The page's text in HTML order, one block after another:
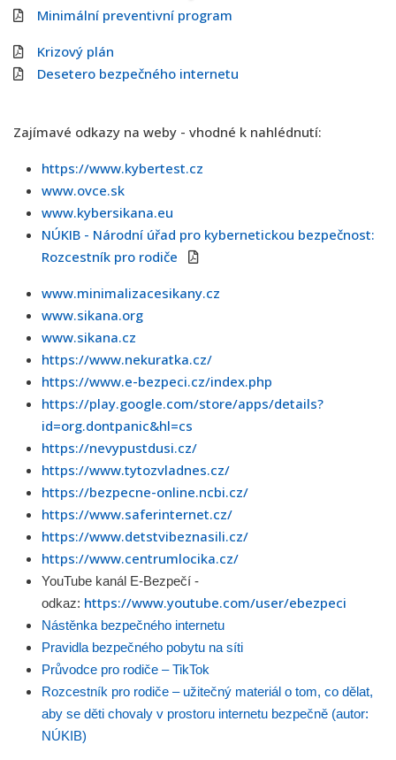
Minimální preventivní program
Krizový plán
Desetero bezpečného internetu
Zajímavé odkazy na weby - vhodné k nahlédnutí:
https://www.kybertest.cz
www.ovce.sk
www.kybersikana.eu
NÚKIB - Národní úřad pro kybernetickou bezpečnost:
Rozcestník pro rodiče
www.minimalizacesikany.cz
www.sikana.org
www.sikana.cz
https://www.nekuratka.cz/
https://www.e-bezpeci.cz/index.php
https://play.google.com/store/apps/details?
id=org.dontpanic&hl=cs
https://nevypustdusi.cz/
https://www.tytozvladnes.cz/
https://bezpecne-online.ncbi.cz/
https://www.saferinternet.cz/
https://www.detstvibeznasili.cz/
https://www.centrumlocika.cz/
YouTube kanál E-Bezpečí -
odkaz: https://www.youtube.com/user/ebezpeci
Nástěnka bezpečného internetu
Pravidla bezpečného pobytu na síti
Průvodce pro rodiče – TikTok
Rozcestník pro rodiče – užitečný materiál o tom, co dělat,
aby se děti chovaly v prostoru internetu bezpečně (autor:
NÚKIB)